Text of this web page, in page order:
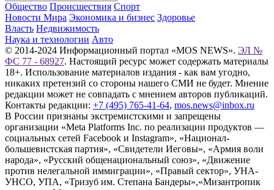
Общество Происшествия Спорт
Новости Мира Экономика и бизнес Здоровье
Власть Недвижимость
Наука и технологии Авто
© 2014-2024 Информационный портал «MOS NEWS». ЭЛ №
ФС 77 - 68927. Настоящий ресурс может содержать материалы
18+. Использование материалов издания - как вам угодно,
никаких претензий со стороны нашего СМИ не будет. Мнение
редакции может не совпадать с мнением авторов публикаций.
Контакты редакции: +7 (495) 765-41-64, mos.news@inbox.ru
В России признаны экстремистскими и запрещены
организации «Meta Platforms Inc. по реализации продуктов —
социальных сетей Facebook и Instagram», «Национал-
большевистская партия», «Свидетели Иеговы», «Армия воли
народа», «Русский общенациональный союз», «Движение
против нелегальной иммиграции», «Правый сектор», УНА-
УНСО, УПА, «Тризуб им. Степана Бандеры»,«Мизантропик